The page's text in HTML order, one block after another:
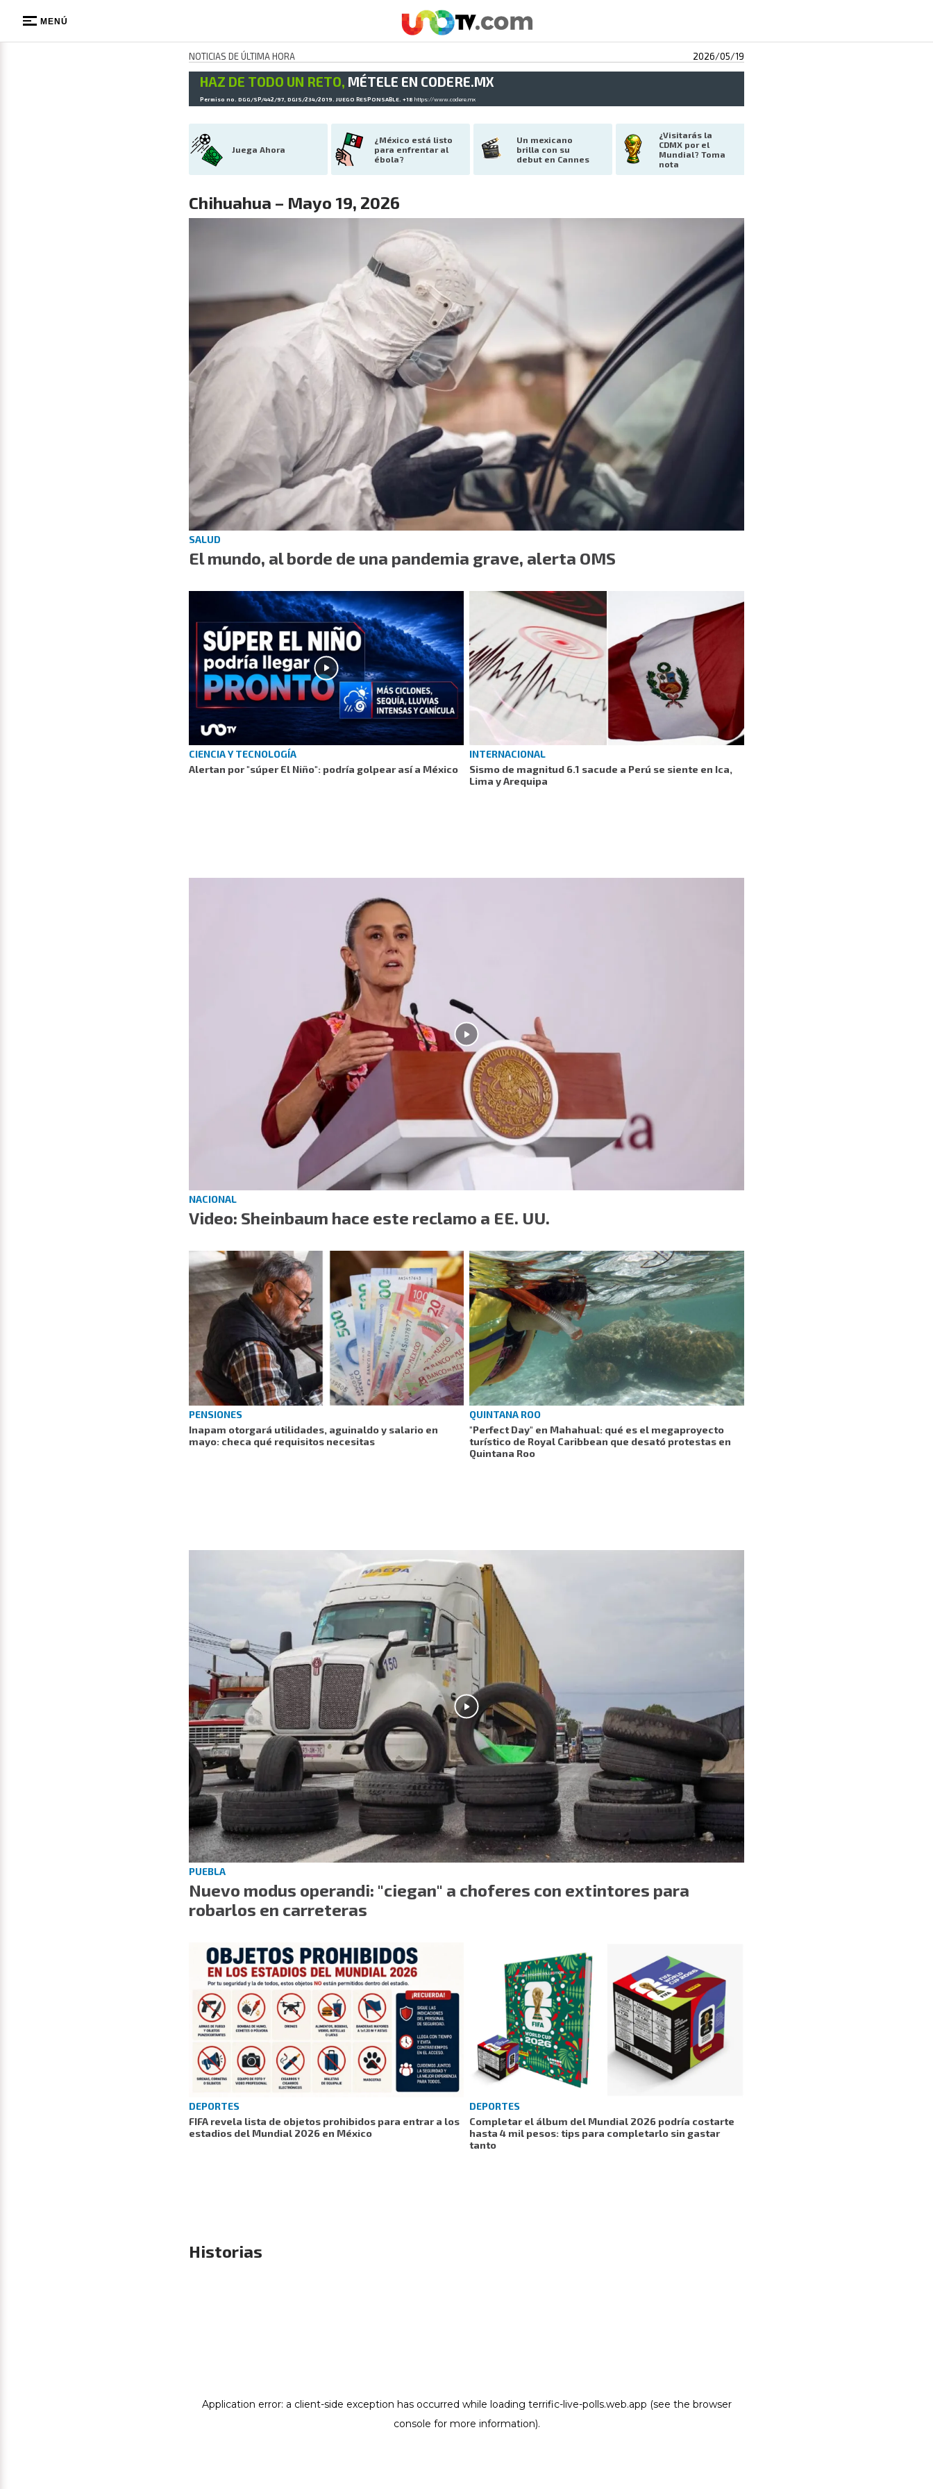
MENÚ
NOTICIAS DE ÚLTIMA HORA 2026/05/19
HAZ DE TODO UN RETO, MÉTELE EN CODERE.MX
Permiso no. DGG/SP/442/97, DGJS/234/2019. JUEGO RESPONSABLE. +18 https://www.codere.mx
Juega Ahora
¿México está listo
para enfrentar al
ébola?
Un mexicano
brilla con su
debut en Cannes
¿Visitarás la
CDMX por el
Mundial? Toma
nota
Chihuahua – Mayo 19, 2026
SALUD
El mundo, al borde de una pandemia grave, alerta OMS
CIENCIA Y TECNOLOGÍA
Alertan por "súper El Niño": podría golpear así a México
INTERNACIONAL
Sismo de magnitud 6.1 sacude a Perú se siente en Ica,
Lima y Arequipa
NACIONAL
Video: Sheinbaum hace este reclamo a EE. UU.
PENSIONES
Inapam otorgará utilidades, aguinaldo y salario en
mayo: checa qué requisitos necesitas
QUINTANA ROO
"Perfect Day" en Mahahual: qué es el megaproyecto
turístico de Royal Caribbean que desató protestas en
Quintana Roo
PUEBLA
Nuevo modus operandi: "ciegan" a choferes con extintores para
robarlos en carreteras
DEPORTES
FIFA revela lista de objetos prohibidos para entrar a los
estadios del Mundial 2026 en México
DEPORTES
Completar el álbum del Mundial 2026 podría costarte
hasta 4 mil pesos: tips para completarlo sin gastar
tanto
Historias